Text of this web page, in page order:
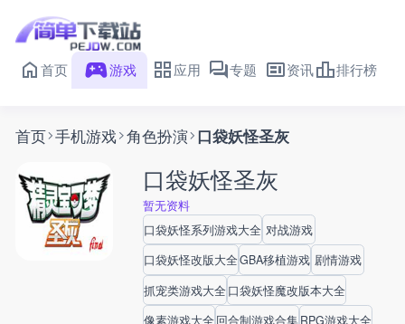
首页 游戏 应用 专题 资讯 排行榜
首页 手机游戏 角色扮演 口袋妖怪圣灰
口袋妖怪圣灰
暂无资料
口袋妖怪系列游戏大全 对战游戏
口袋妖怪改版大全GBA移植游戏 剧情游戏
抓宠类游戏大全口袋妖怪魔改版本大全
像素游戏大全回合制游戏合集RPG游戏大全